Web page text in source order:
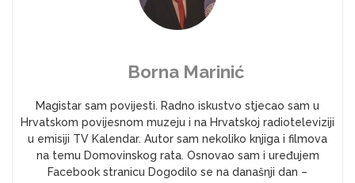
Borna Marinić
Magistar sam povijesti. Radno iskustvo stjecao sam u
Hrvatskom povijesnom muzeju i na Hrvatskoj radioteleviziji
u emisiji TV Kalendar. Autor sam nekoliko knjiga i filmova
na temu Domovinskog rata. Osnovao sam i uređujem
Facebook stranicu Dogodilo se na današnji dan –